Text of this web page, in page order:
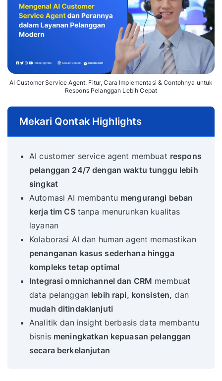
AI Customer Service Agent: Fitur, Cara Implementasi & Contohnya untuk
Respons Pelanggan Lebih Cepat
Mekari Qontak Highlights
AI customer service agent membuat respons
pelanggan 24/7 dengan waktu tunggu lebih
singkat
Automasi AI membantu mengurangi beban
kerja tim CStanpa menurunkan kualitas
layanan
Kolaborasi AI dan human agent memastikan
penanganan kasus sederhana hingga
kompleks tetap optimal
Integrasi omnichannel dan CRM membuat
data pelanggan lebih rapi, konsisten, dan
mudah ditindaklanjuti
Analitik dan insight berbasis data membantu
bisnis meningkatkan kepuasan pelanggan
secara berkelanjutan